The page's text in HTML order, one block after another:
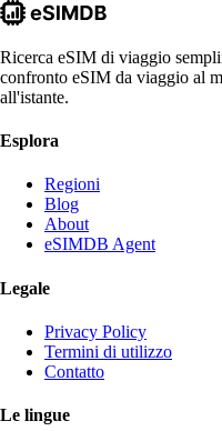
Ricerca eSIM di viaggio
confronto eSIM da viaggio al
all'istante.
Esplora
Regioni
Blog
About
eSIMDB Agent
Legale
Privacy Policy
Termini di utilizzo
Contatto
Le lingue